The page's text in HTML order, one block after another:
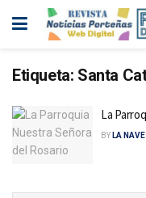
Etiqueta: Santa
La
BY LA